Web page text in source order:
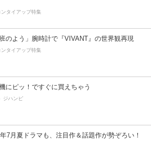
ンタイアップ特集
班のよう」腕時計で『VIVANT』の世界観再現
ンタイアップ特集
にピッ！ですぐに買えちゃう
ジハンピ
7月夏ドラマも、注目作＆話題作が勢ぞろい！